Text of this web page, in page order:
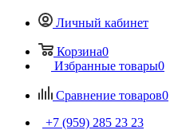
Личный кабинет
Корзина0
Избранные товары0
Сравнение товаров0
+7 (959) 285 23 23